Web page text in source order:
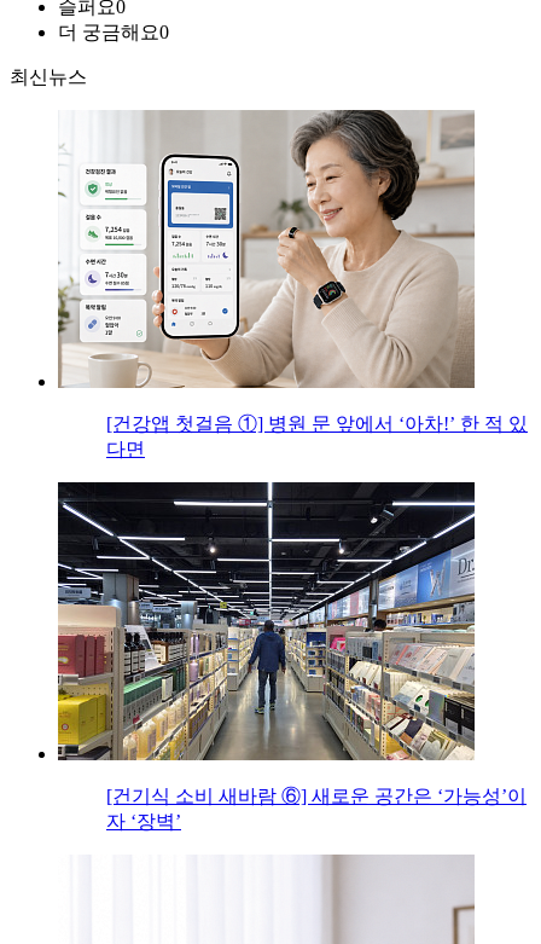
슬퍼요0
더 궁금해요0
최신뉴스
[건강앱 첫걸음 ①] 병원 문 앞에서 ‘아차!’ 한 적 있
다면
[건기식 소비 새바람 ⑥] 새로운 공간은 ‘가능성’이
자 ‘장벽’